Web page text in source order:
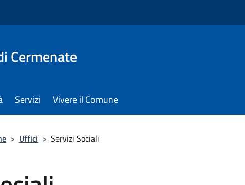
Cermenate
Servizi Vivere il Comune
> Uffici > Servizi Sociali